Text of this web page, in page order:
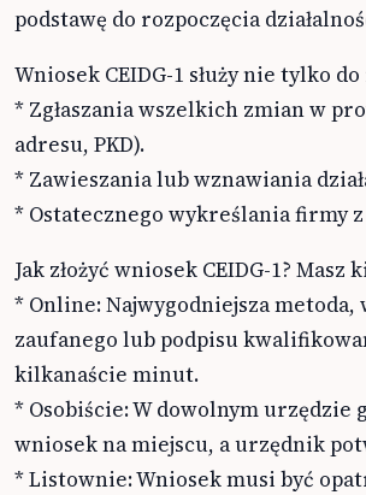
podstawę do rozpoczęcia
Wniosek CEIDG-1 służy nie tylko
* Zgłaszania wszelkich zmian w
adresu, PKD).
* Zawieszania lub wznawiania
* Ostatecznego wykreślania firmy
Jak złożyć wniosek CEIDG-1? Masz
* Online: Najwygodniejsza
zaufanego lub podpisu
kilkanaście minut.
* Osobiście: W dowolnym urzędzie
wniosek na miejscu, a urzędnik
* Listownie: Wniosek musi być